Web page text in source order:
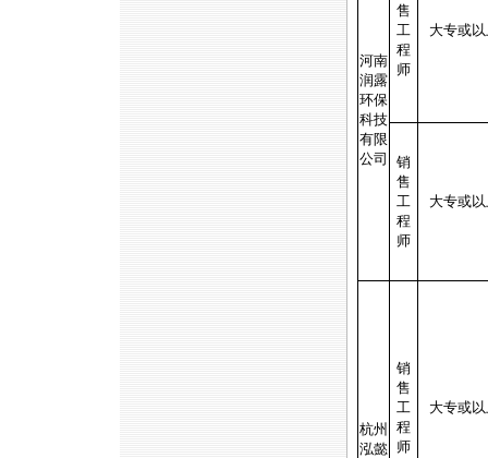
河南
润露
环保
科技
有限
公司
售
工
程
师
大专或
销
售
工
程
师
大专或
杭州
泓懿
销
售
工
程
师
大专或